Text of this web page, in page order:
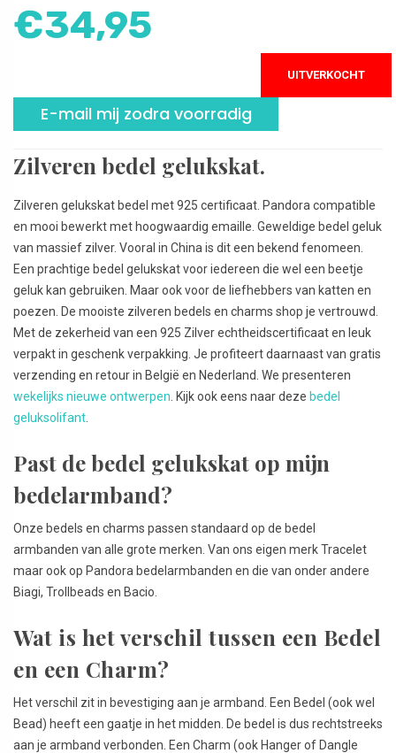
€34,95
UITVERKOCHT
E-mail mij zodra voorradig
Zilveren bedel gelukskat.
Zilveren gelukskat bedel met 925 certificaat. Pandora compatible
en mooi bewerkt met hoogwaardig emaille. Geweldige bedel geluk
van massief zilver. Vooral in China is dit een bekend fenomeen.
Een prachtige bedel gelukskat voor iedereen die wel een beetje
geluk kan gebruiken. Maar ook voor de liefhebbers van katten en
poezen. De mooiste zilveren bedels en charms shop je vertrouwd.
Met de zekerheid van een 925 Zilver echtheidscertificaat en leuk
verpakt in geschenk verpakking. Je profiteert daarnaast van gratis
verzending en retour in België en Nederland. We presenteren
wekelijks nieuwe ontwerpen . Kijk ook eens naar deze bedel
geluksolifant
Past de bedel gelukskat op mijn
bedelarmband?
Onze bedels en charms passen standaard op de bedel
armbanden van alle grote merken. Van ons eigen merk Tracelet
maar ook op Pandora bedelarmbanden en die van onder andere
Biagi, Trollbeads en Bacio.
Wat is het verschil tussen een Bedel
en een Charm?
Het verschil zit in bevestiging aan je armband. Een Bedel (ook wel
Bead) heeft een gaatje in het midden. De bedel is dus rechtstreeks
aan je armband verbonden. Een Charm (ook Hanger of Dangle